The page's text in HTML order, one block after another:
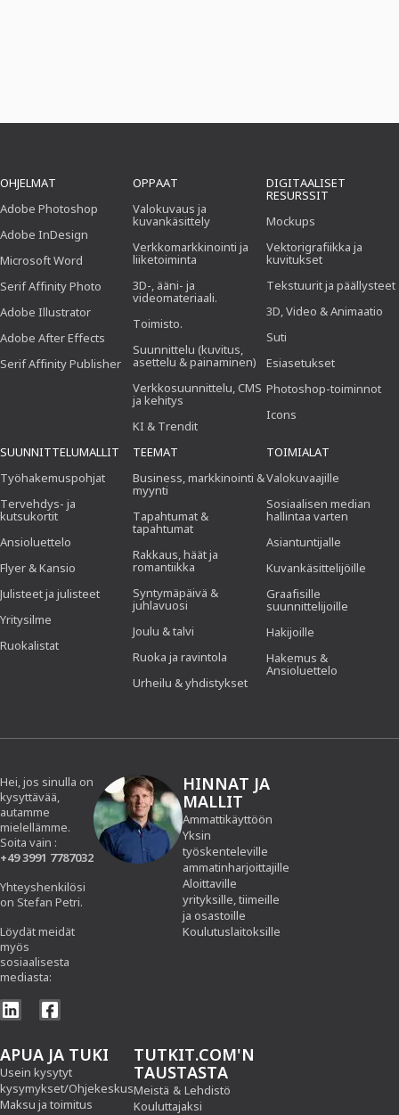
OHJELMAT
Adobe Photoshop
Adobe InDesign
Microsoft Word
Serif Affinity Photo
Adobe Illustrator
Adobe After Effects
Serif Affinity Publisher
OPPAAT
Valokuvaus ja
kuvankäsittely
Verkkomarkkinointi ja
liiketoiminta
3D-, ääni- ja
videomateriaali.
Toimisto.
Suunnittelu (kuvitus,
asettelu & painaminen)
Verkkosuunnittelu, CMS
ja kehitys
KI & Trendit
DIGITAALISET
RESURSSIT
Mockups
Vektorigrafiikka ja
kuvitukset
Tekstuurit ja päällysteet
3D, Video & Animaatio
Suti
Esiasetukset
Photoshop-toiminnot
Icons
SUUNNITTELUMALLIT
Työhakemuspohjat
Tervehdys- ja
kutsukortit
Ansioluettelo
Flyer & Kansio
Julisteet ja julisteet
Yritysilme
Ruokalistat
TEEMAT
Business, markkinointi &
myynti
Tapahtumat &
tapahtumat
Rakkaus, häät ja
romantiikka
Syntymäpäivä &
juhlavuosi
Joulu & talvi
Ruoka ja ravintola
Urheilu & yhdistykset
TOIMIALAT
Valokuvaajille
Sosiaalisen median
hallintaa varten
Asiantuntijalle
Kuvankäsittelijöille
Graafisille
suunnittelijoille
Hakijoille
Hakemus &
Ansioluettelo
Hei, jos sinulla on
kysyttävää,
autamme
mielellämme.
Soita vain :
+49 3991 7787032
Yhteyshenkilösi
on Stefan Petri.
Löydät meidät
myös
sosiaalisesta
mediasta:
HINNAT JA
MALLIT
Ammattikäyttöön
Yksin
työskenteleville
ammatinharjoittajille
Aloittaville
yrityksille, tiimeille
ja osastoille
Koulutuslaitoksille
APUA JA TUKI
Usein kysytyt
kysymykset/Ohjekeskus
Maksu ja toimitus
TUTKIT.COM'N
TAUSTASTA
Meistä & Lehdistö
Kouluttajaksi